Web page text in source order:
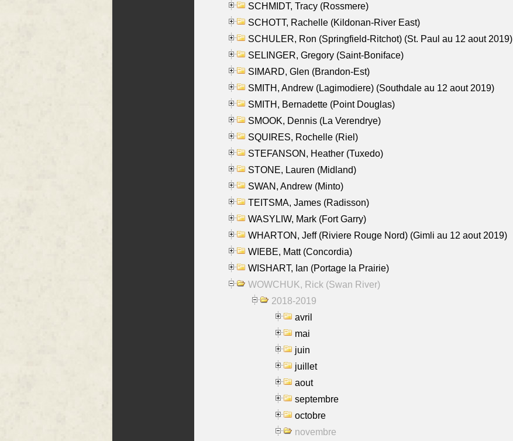
SCHMIDT, Tracy (Rossmere)
SCHOTT, Rachelle (Kildonan-River East)
SCHULER, Ron (Springfield-Ritchot) (St. Paul au 12 aout 2019)
SELINGER, Gregory (Saint-Boniface)
SIMARD, Glen (Brandon-Est)
SMITH, Andrew (Lagimodiere) (Southdale au 12 aout 2019)
SMITH, Bernadette (Point Douglas)
SMOOK, Dennis (La Verendrye)
SQUIRES, Rochelle (Riel)
STEFANSON, Heather (Tuxedo)
STONE, Lauren (Midland)
SWAN, Andrew (Minto)
TEITSMA, James (Radisson)
WASYLIW, Mark (Fort Garry)
WHARTON, Jeff (Riviere Rouge Nord) (Gimli au 12 aout 2019)
WIEBE, Matt (Concordia)
WISHART, Ian (Portage la Prairie)
WOWCHUK, Rick (Swan River)
2018-2019
avril
mai
juin
juillet
aout
septembre
octobre
novembre